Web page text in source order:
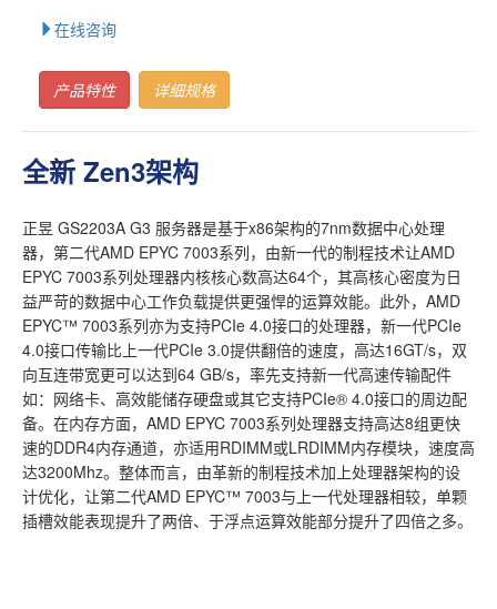
在线咨询
产品特性 详细规格
全新 Zen3架构
正昱 GS2203A G3 服务器是基于x86架构的7nm数据中心处理
器，第二代AMD EPYC 7003系列，由新一代的制程技术让AMD
EPYC 7003系列处理器内核核心数高达64个，其高核心密度为日
益严苛的数据中心工作负载提供更强悍的运算效能。此外，AMD
EPYC™ 7003系列亦为支持PCIe 4.0接口的处理器，新一代PCIe
4.0接口传输比上一代PCIe 3.0提供翻倍的速度，高达16GT/s，双
向互连带宽更可以达到64 GB/s，率先支持新一代高速传输配件
如：网络卡、高效能储存硬盘或其它支持PCIe® 4.0接口的周边配
备。在内存方面，AMD EPYC 7003系列处理器支持高达8组更快
速的DDR4内存通道，亦适用RDIMM或LRDIMM内存模块，速度高
达3200Mhz。整体而言，由革新的制程技术加上处理器架构的设
计优化，让第二代AMD EPYC™ 7003与上一代处理器相较，单颗
插槽效能表现提升了两倍、于浮点运算效能部分提升了四倍之多。